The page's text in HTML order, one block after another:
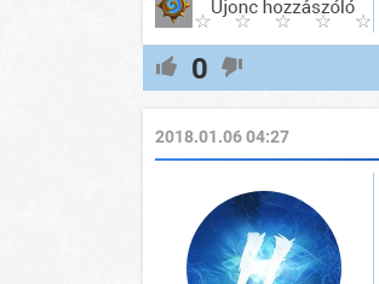
0
2018.01.06 04:27